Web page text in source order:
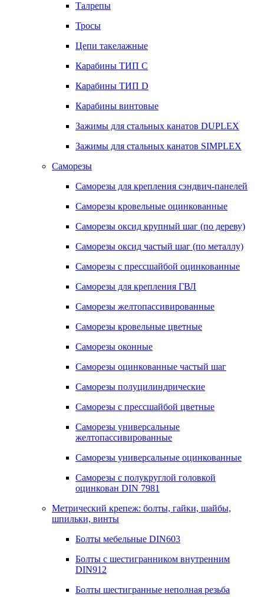
Талрепы
Тросы
Цепи такелажные
Карабины ТИП C
Карабины ТИП D
Карабины винтовые
Зажимы для стальных канатов DUPLEX
Зажимы для стальных канатов SIMPLEX
Саморезы
Саморезы для крепления сэндвич-панелей
Саморезы кровельные оцинкованные
Саморезы оксид крупный шаг (по дереву)
Саморезы оксид частый шаг (по металлу)
Саморезы с прессшайбой оцинкованные
Саморезы для крепления ГВЛ
Саморезы желтопассивированные
Саморезы кровельные цветные
Саморезы оконные
Саморезы оцинкованные частый шаг
Саморезы полуцилиндрические
Саморезы с прессшайбой цветные
Саморезы универсальные
желтопассивированные
Саморезы универсальные оцинкованные
Саморезы с полукруглой головкой
оцинкован DIN 7981
Метрический крепеж: болты, гайки, шайбы,
шпильки, винты
Болты мебельные DIN603
Болты с шестигранником внутренним
DIN912
Болты шестигранные неполная резьба